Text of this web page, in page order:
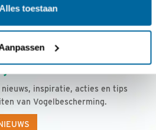
toestaan
inspiratie, acties en tips
van Vogelbescherming.